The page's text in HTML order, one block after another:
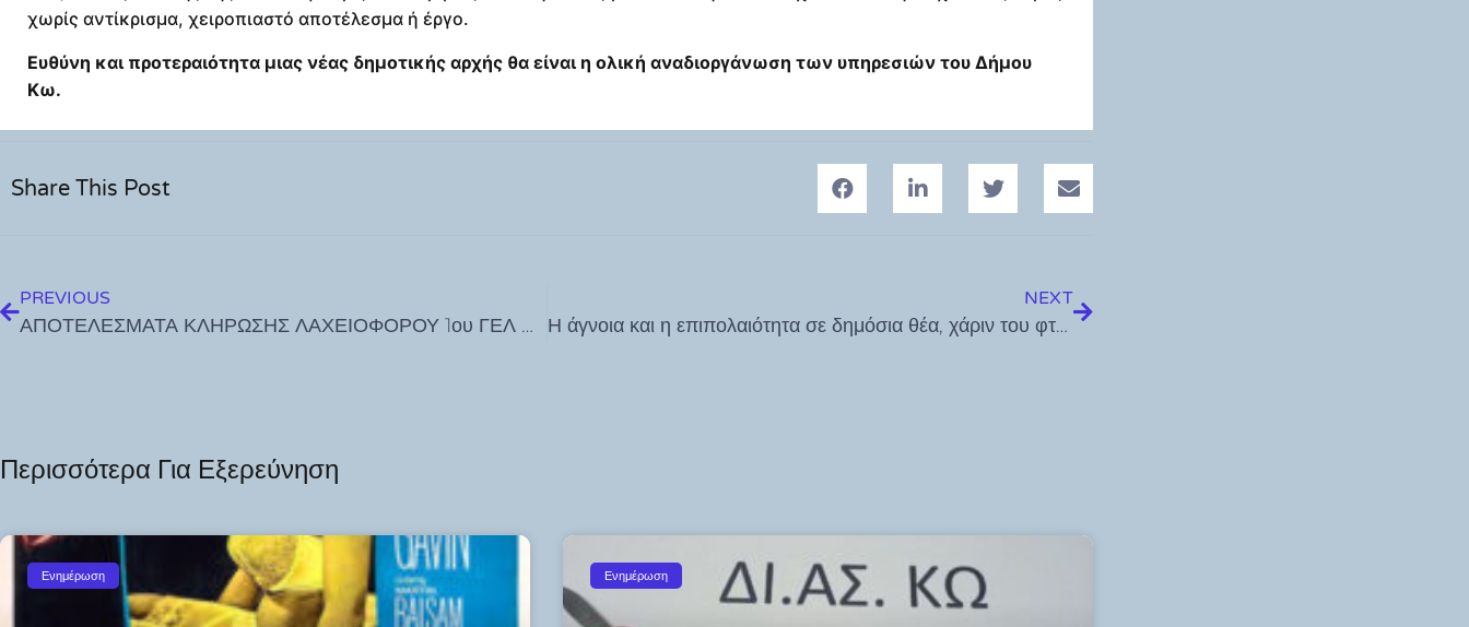
χωρίς αντίκρισμα, χειροπιαστό αποτέλεσμα ή έργο.
Ευθύνη και προτεραιότητα μιας νέας δημοτικής αρχής θα είναι η ολική αναδιοργάνωση των υπηρεσιών του Δήμου
Κω.
Share This Post
PREVIOUS
ΑΠΟΤΕΛΕΣΜΑΤΑ ΚΛΗΡΩΣΗΣ ΛΑΧΕΙΟΦΟΡΟΥ 1ου ΓΕΛ ΚΩ “ΙΠΠΟΚΡΑΤΕΙΟ”
NEXT
Η άγνοια και η επιπολαιότητα σε δημόσια θέα, χάριν του φτηνού εντυπωσιασμού
Περισσότερα Για Εξερεύνηση
Ενημέρωση Ενημέρωση